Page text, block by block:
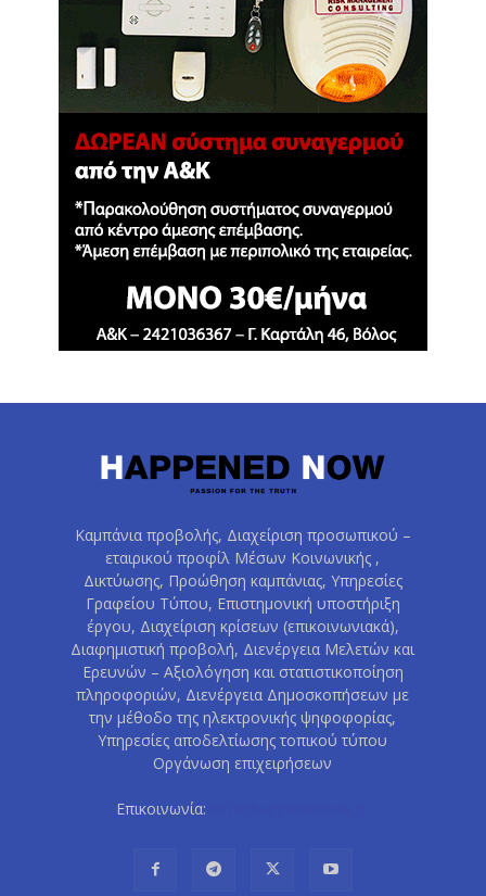
Καμπάνια προβολής, Διαχείριση προσωπικού –
εταιρικού προφίλ Μέσων Κοινωνικής ,
Δικτύωσης, Προώθηση καμπάνιας, Υπηρεσίες
Γραφείου Τύπου, Επιστημονική υποστήριξη
έργου, Διαχείριση κρίσεων (επικοινωνιακά),
Διαφημιστική προβολή, Διενέργεια Μελετών και
Ερευνών – Αξιολόγηση και στατιστικοποίηση
πληροφοριών, Διενέργεια Δημοσκοπήσεων με
την μέθοδο της ηλεκτρονικής ψηφοφορίας,
Υπηρεσίες αποδελτίωσης τοπικού τύπου
Οργάνωση επιχειρήσεων
Επικοινωνία: